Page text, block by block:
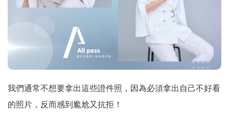
我們通常不想要拿出這些證件照，因為必須拿出自己不好看
的照片，反而感到尷尬又抗拒！